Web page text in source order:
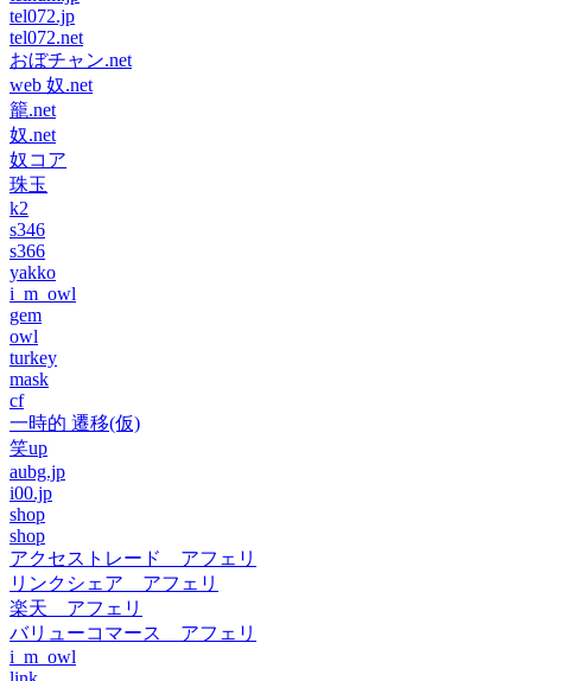
tel072.jp
tel072.net
おぼチャン.net
web 奴.net
籠.net
奴.net
奴コア
珠玉
k2
s346
s366
yakko
i_m_owl
gem
owl
turkey
mask
cf
一時的 遷移(仮)
笑up
aubg.jp
i00.jp
shop
shop
アクセストレード アフェリ
リンクシェア アフェリ
楽天 アフェリ
バリューコマース アフェリ
i_m_owl